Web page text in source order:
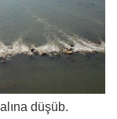
düşüb.